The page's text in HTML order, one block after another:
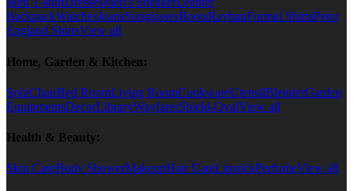
BackpackWatchesJeansSunglassesBootsRaybanFormal ShirtsPeter
England ShirtsView all
Home, Garden & Kitchen:
SofaChairBed RoomLiving RoomCookwareUtensilBlenderGarden
EquipmentsDecorLibraryWayfarerShield-OvalView all
Health & Beauty:
Skin CareBody ShowerMakeupHair CareLipstickPerfumeView all